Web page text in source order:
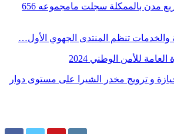
2024 : مراكش ضمن أربع مدن بالممكلة سجلت مامجموعه 656
والخدمات تنظم المنتدى الجهوي الأول…
للأمن الوطني 2024
و ترويج مخدر الشيرا على مستوى دوار